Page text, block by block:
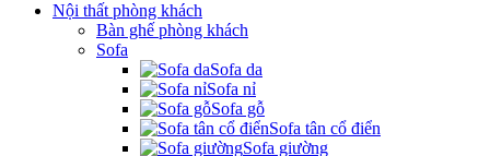
Nội thất phòng khách
Bàn ghế phòng khách
Sofa
Sofa da
Sofa nỉ
Sofa gỗ
Sofa tân cổ điển
Sofa giường